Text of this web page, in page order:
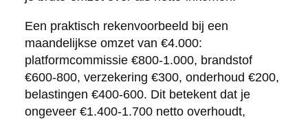
Een praktisch rekenvoorbeeld bij een
maandelijkse omzet van €4.000:
platformcommissie €800-1.000, brandstof
€600-800, verzekering €300, onderhoud €200,
belastingen €400-600. Dit betekent dat je
ongeveer €1.400-1.700 netto overhoudt,